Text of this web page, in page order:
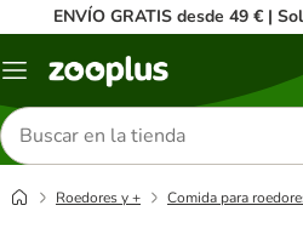
ENVÍO GRATIS desde 49 € |
Menú
Buscar
productos
Roedores y + Comida para